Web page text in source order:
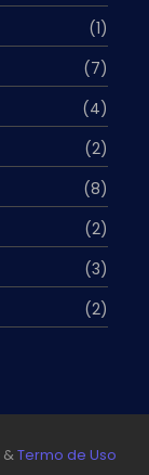
(1)
(7)
(4)
(2)
(8)
(2)
(3)
(2)
&Termo de Uso